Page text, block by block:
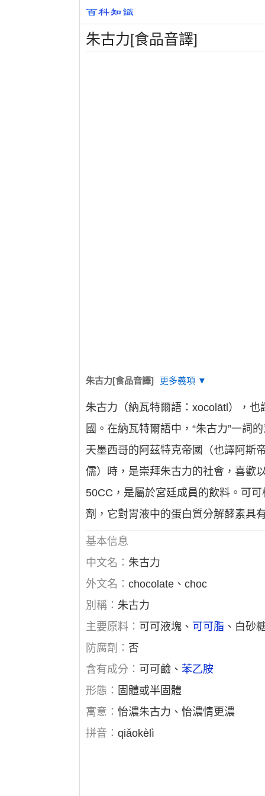
朱古力[食品音譯]
朱古力[食品音譯] 更多義項 ▼
朱古力（納瓦特爾語：xocolātl），
國。在納瓦特爾語中，“朱古力”一詞
天墨西哥的阿茲特克帝國（也譯阿斯
儒）時，是崇拜朱古力的社會，喜歡
50CC，是屬於宮廷成員的飲料。可
劑，它對胃液中的蛋白質分解酵素具
基本信息
中文名：朱古力
外文名：chocolate、choc
別稱：朱古力
主要原料： 可可液塊、 可可脂 、白砂
防腐劑：否
含有成分： 可可鹼、苯乙胺
形態： 固體或半固體
寓意：怡濃朱古力、怡濃情更濃
拼音：qiǎokèlì